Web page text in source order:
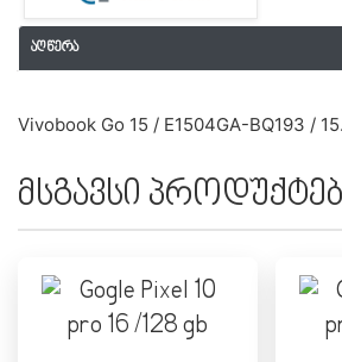
აღწერა
Vivobook Go 15 / E1504GA-BQ193 /
მსგავსი